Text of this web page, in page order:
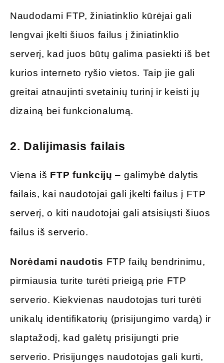
Naudodami FTP, žiniatinklio kūrėjai gali
lengvai įkelti šiuos failus į žiniatinklio
serverį, kad juos būtų galima pasiekti iš bet
kurios interneto ryšio vietos. Taip jie gali
greitai atnaujinti svetainių turinį ir keisti jų
dizainą bei funkcionalumą.
2. Dalijimasis failais
Viena iš FTP funkcijų – galimybė dalytis
failais, kai naudotojai gali įkelti failus į FTP
serverį, o kiti naudotojai gali atsisiųsti šiuos
failus iš serverio.
Norėdami naudotis FTP failų bendrinimu,
pirmiausia turite turėti prieigą prie FTP
serverio. Kiekvienas naudotojas turi turėti
unikalų identifikatorių (prisijungimo vardą) ir
slaptažodį, kad galėtų prisijungti prie
serverio. Prisijungęs naudotojas gali kurti,